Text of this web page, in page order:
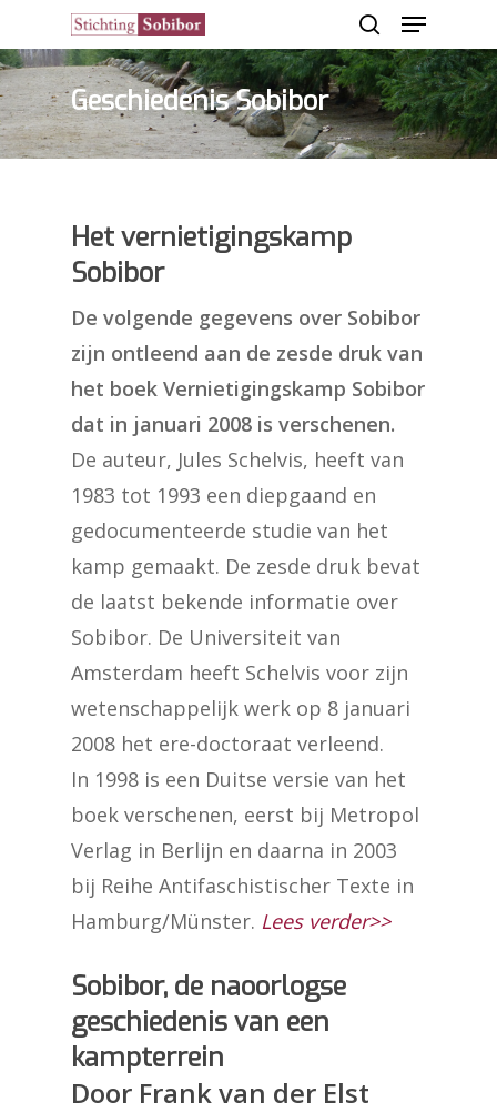
Hit enter to search or ESC to close
Geschiedenis Sobibor
Het vernietigingskamp
Sobibor
De volgende gegevens over Sobibor
zijn ontleend aan de zesde druk van
het boek Vernietigingskamp Sobibor
dat in januari 2008 is verschenen.
De auteur, Jules Schelvis, heeft van
1983 tot 1993 een diepgaand en
gedocumenteerde studie van het
kamp gemaakt. De zesde druk bevat
de laatst bekende informatie over
Sobibor. De Universiteit van
Amsterdam heeft Schelvis voor zijn
wetenschappelijk werk op 8 januari
2008 het ere-doctoraat verleend.
In 1998 is een Duitse versie van het
boek verschenen, eerst bij Metropol
Verlag in Berlijn en daarna in 2003
bij Reihe Antifaschistischer Texte in
Hamburg/Münster. Lees verder>>
Sobibor, de naoorlogse
geschiedenis van een
kampterrein
Door Frank van der Elst